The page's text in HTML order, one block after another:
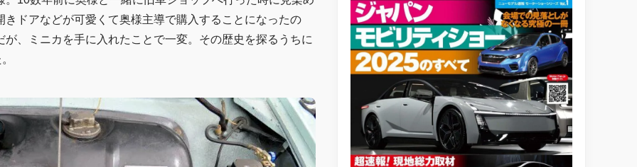
ドアなどが可愛くて奥様主導で購入することになったの
、ミニカを手に入れたことで一変。その歴史を探るうちに